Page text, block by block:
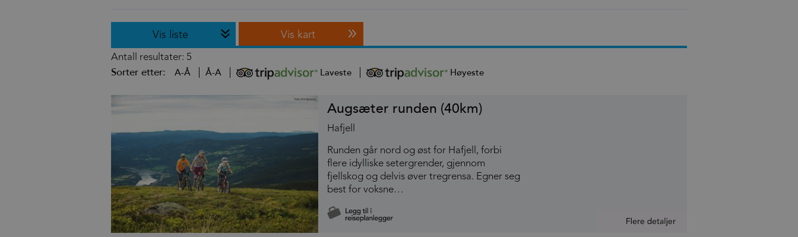
Vis liste Vis kart
Antall resultater: 5
Sorter etter: A-Å Å-A Laveste Høyeste
Augsæter runden (40km)
Hafjell
Runden går nord og øst for Hafjell, forbi
flere idylliske setergrender, gjennom
fjellskog og delvis øver tregrensa. Egner seg
best for voksne…